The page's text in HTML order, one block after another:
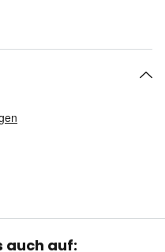
auch auf: